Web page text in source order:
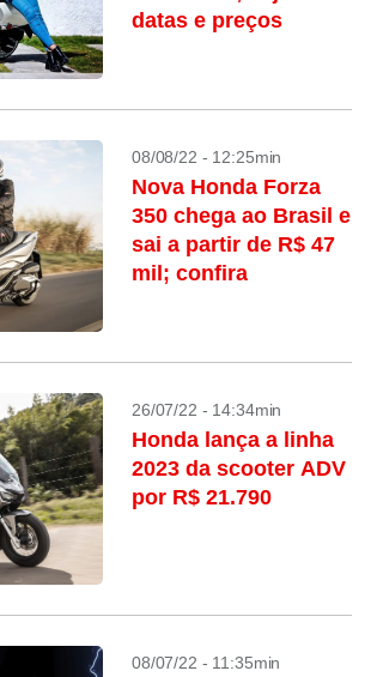
datas e preços
08/08/22 - 12:25min
Nova Honda Forza
350 chega ao Brasil e
sai a partir de R$ 47
mil; confira
26/07/22 - 14:34min
Honda lança a linha
2023 da scooter ADV
por R$ 21.790
08/07/22 - 11:35min